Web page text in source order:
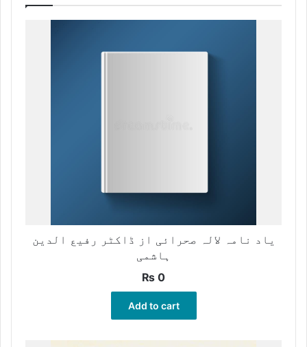
یاد نامہ لالہ صحرائی از ڈاکٹر رفیع الدین
ہاشمی
₨ 0
Add to cart